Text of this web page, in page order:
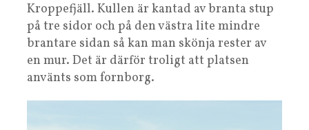
Kroppefjäll. Kullen är kantad av branta stup
på tre sidor och på den västra lite mindre
brantare sidan så kan man skönja rester av
en mur. Det är därför troligt att platsen
använts som fornborg.